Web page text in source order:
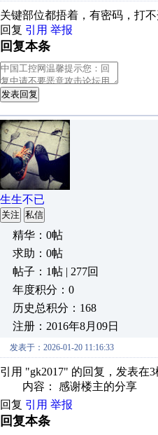
关键部位都捂着，有密码，打
回复 引用 举报
回复本条
发表回复
生生不已
关注 私信
精华：0帖
求助：0帖
帖子：1帖 | 277回
年度积分：0
历史总积分：168
注册：2016年8月09日
发表于：2026-01-20 11:16:33
引用 "gk2017" 的回复，发表在3
内容： 感谢楼主的分享
回复 引用 举报
回复本条